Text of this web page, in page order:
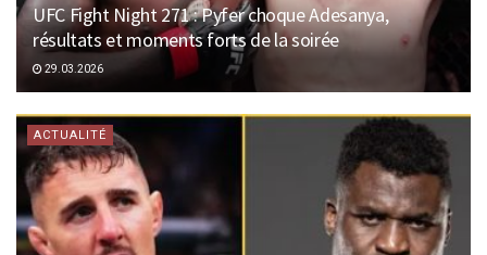
UFC Fight Night 271 : Pyfer choque Adesanya,
résultats et moments forts de la soirée
29.03.2026
ACTUALITÉ